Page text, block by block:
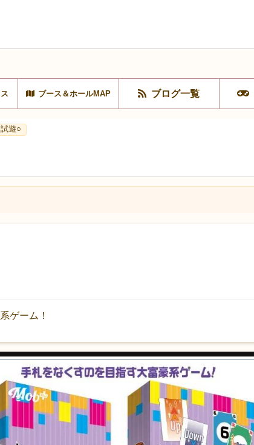
ブース＆ホールMAP ブログ一覧
試遊○
ゲーム！